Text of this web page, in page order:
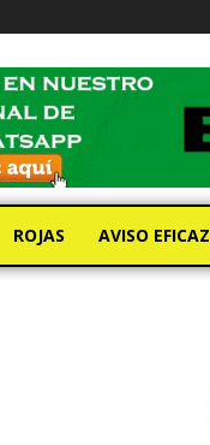
ROJAS AVISO EFICAZ